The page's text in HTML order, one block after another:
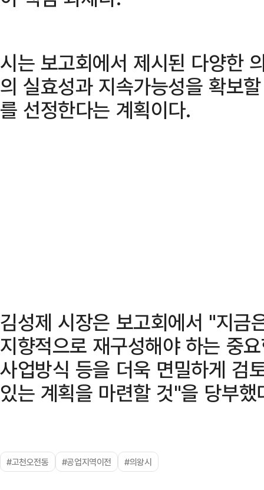
시는 보고회에서 제시된 다양한
의 실효성과 지속가능성을 확보
를 선정한다는 계획이다.
김성제 시장은 보고회에서 "지금
지향적으로 재구성해야 하는 중
사업방식 등을 더욱 면밀하게 검
있는 계획을 마련할 것"을 당부했
#고천오전동 #공업지역이전 #의왕시